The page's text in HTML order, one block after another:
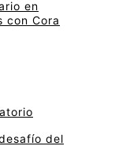
en
con Cora
del